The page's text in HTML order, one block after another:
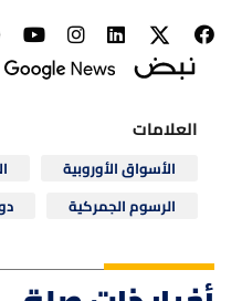
العلامات
الأسواق الأوروبية
الرسوم الجمركية